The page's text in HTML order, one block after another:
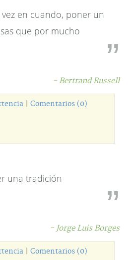
en cuando, poner un
que por mucho
- Bertrand Russell
Comentarios (0)
una tradición
- Jorge Luis Borges
Comentarios (0)